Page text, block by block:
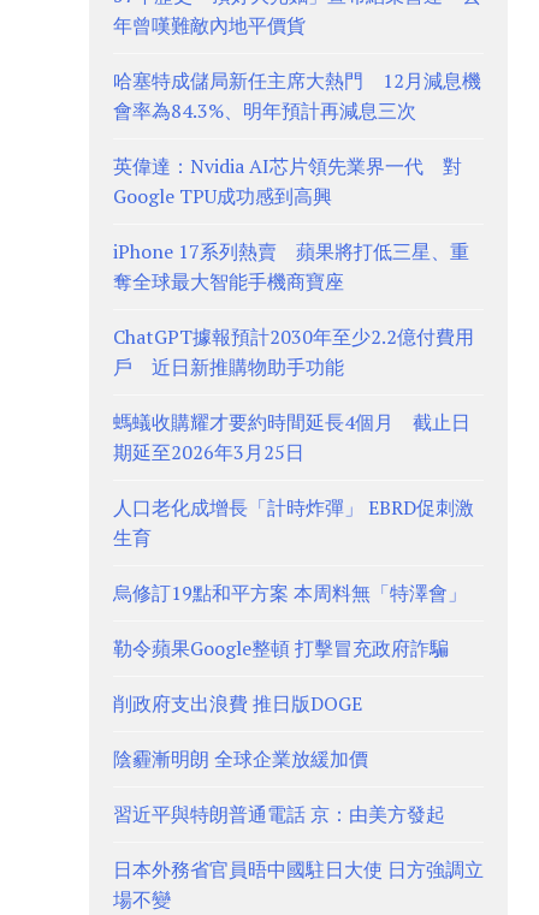
年曾嘆難敵內地平價貨
哈塞特成儲局新任主席大熱門 12月減息機
會率為84.3%、明年預計再減息三次
英偉達：Nvidia AI芯片領先業界一代 對
Google TPU成功感到高興
iPhone 17系列熱賣 蘋果將打低三星、重
奪全球最大智能手機商寶座
ChatGPT據報預計2030年至少2.2億付費用
戶 近日新推購物助手功能
螞蟻收購耀才要約時間延長4個月 截止日
期延至2026年3月25日
人口老化成增長「計時炸彈」 EBRD促刺激
生育
烏修訂19點和平方案 本周料無「特澤會」
勒令蘋果Google整頓 打擊冒充政府詐騙
削政府支出浪費 推日版DOGE
陰霾漸明朗 全球企業放緩加價
習近平與特朗普通電話 京：由美方發起
日本外務省官員晤中國駐日大使 日方強調立
場不變